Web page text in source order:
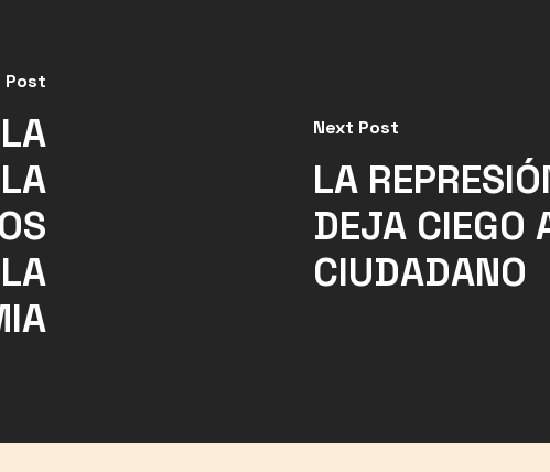
Post
Next Post
LA
DEJA CIEGO
CIUDADANO